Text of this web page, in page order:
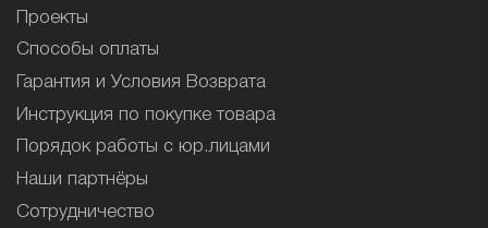
Проекты
Способы оплаты
Гарантия и Условия Возврата
Инструкция по покупке товара
Порядок работы с юр.лицами
Наши партнёры
Сотрудничество